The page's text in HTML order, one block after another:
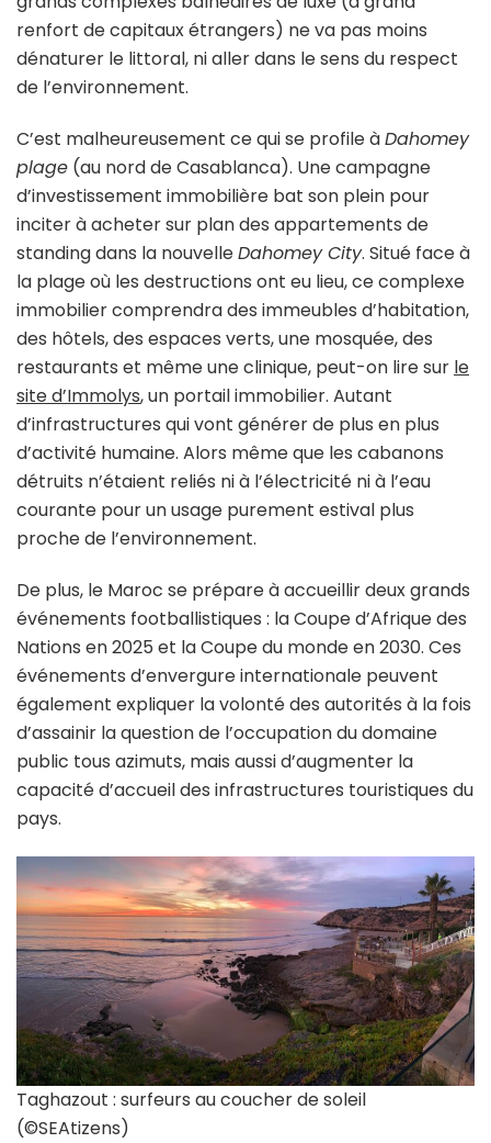
renfort de capitaux étrangers) ne va pas moins
dénaturer le littoral, ni aller dans le sens du respect
de l’environnement.
C’est malheureusement ce qui se profile àDahomey
plage (au nord de Casablanca). Une campagne
d’investissement immobilière bat son plein pour
inciter à acheter sur plan des appartements de
standing dans la nouvelleDahomey City. Situé face à
la plage où les destructions ont eu lieu, ce complexe
immobilier comprendra des immeubles d’habitation,
des hôtels, des espaces verts, une mosquée, des
restaurants et même une clinique, peut-on lire sur le
site d’Immolys, un portail immobilier. Autant
d’infrastructures qui vont générer de plus en plus
d’activité humaine. Alors même que les cabanons
détruits n’étaient reliés ni à l’électricité ni à l’eau
courante pour un usage purement estival plus
proche de l’environnement.
De plus, le Maroc se prépare à accueillir deux grands
événements footballistiques : la Coupe d’Afrique des
Nations en 2025 et la Coupe du monde en 2030. Ces
événements d’envergure internationale peuvent
également expliquer la volonté des autorités à la fois
d’assainir la question de l’occupation du domaine
public tous azimuts, mais aussi d’augmenter la
capacité d’accueil des infrastructures touristiques du
pays.
Taghazout : surfeurs au coucher de soleil
(©SEAtizens)